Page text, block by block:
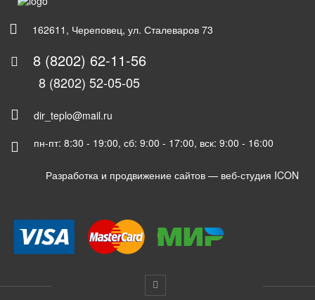
162611, Череповец, ул. Сталеваров 73
8 (8202) 62-11-56
8 (8202) 52-05-05
dir_teplo@mail.ru
пн-пт: 8:30 - 19:00, сб: 9:00 - 17:00, вск: 9:00 - 16:00
Разработка и продвижение сайтов — веб-студия ICON